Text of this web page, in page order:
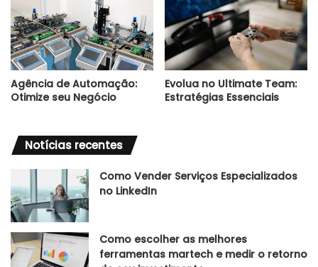
Agência de Automação:
Otimize seu Negócio
Evolua no Ultimate Team:
Estratégias Essenciais
Notícias recentes
Como Vender Serviços Especializados
no LinkedIn
Como escolher as melhores
ferramentas martech e medir o retorno